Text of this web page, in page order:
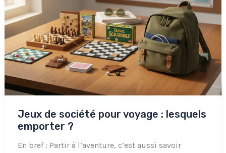
Jeux de société pour voyage : lesquels
emporter ?
En bref : Partir à l’aventure, c’est aussi savoir